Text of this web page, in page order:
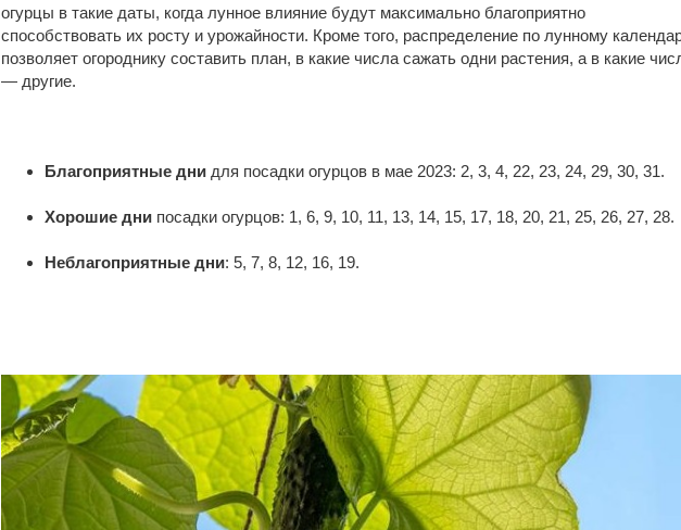
огурцы в такие даты, когда лунное влияние будут максимально благоприятно
способствовать их росту и урожайности. Кроме того, распределение по лунному
позволяет огороднику составить план, в какие числа сажать одни растения, а в какие
— другие.
Благоприятные дни для посадки огурцов в мае 2023: 2, 3, 4, 22, 23, 24, 29, 30, 31.
Хорошие дни посадки огурцов: 1, 6, 9, 10, 11, 13, 14, 15, 17, 18, 20, 21, 25, 26, 27, 28.
Неблагоприятные дни: 5, 7, 8, 12, 16, 19.